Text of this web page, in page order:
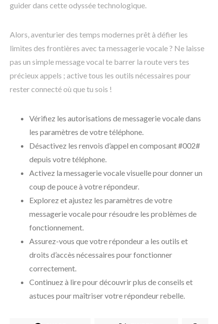
guider dans cette odyssée technologique.
Alors, aventurier des temps modernes prêt à défier les
limites des frontières avec ta messagerie vocale ? Ne laisse
pas un simple message vocal te barrer la route vers tes
précieux appels ; active tous les outils nécessaires pour
rester connecté où que tu sois !
Vérifiez les autorisations de messagerie vocale dans
les paramètres de votre téléphone.
Désactivez les renvois d’appel en composant #002#
depuis votre téléphone.
Activez la messagerie vocale visuelle pour donner un
coup de pouce à votre répondeur.
Explorez et ajustez les paramètres de votre
messagerie vocale pour résoudre les problèmes de
fonctionnement.
Assurez-vous que votre répondeur a les outils et
droits d’accès nécessaires pour fonctionner
correctement.
Continuez à lire pour découvrir plus de conseils et
astuces pour maîtriser votre répondeur rebelle.